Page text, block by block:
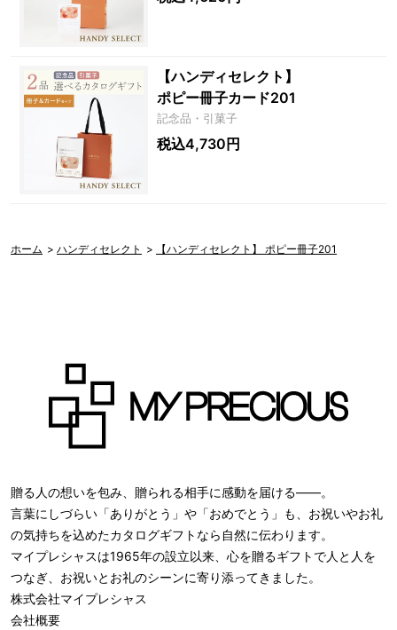
【ハンディセレクト】
ポピー冊子カード201
記念品・引菓子
税込4,730円
ホーム > ハンディセレクト > 【ハンディセレクト】 ポピー冊子201
贈る人の想いを包み、贈られる相手に感動を届ける――。
言葉にしづらい「ありがとう」や「おめでとう」も、お祝いやお礼
の気持ちを込めたカタログギフトなら自然に伝わります。
マイプレシャスは1965年の設立以来、心を贈るギフトで人と人を
つなぎ、お祝いとお礼のシーンに寄り添ってきました。
株式会社マイプレシャス
会社概要